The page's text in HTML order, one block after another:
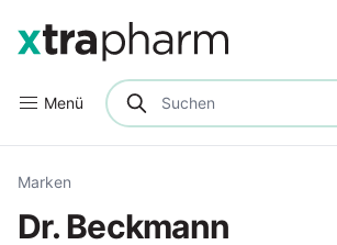
Menü
Marken
Dr. Beckmann